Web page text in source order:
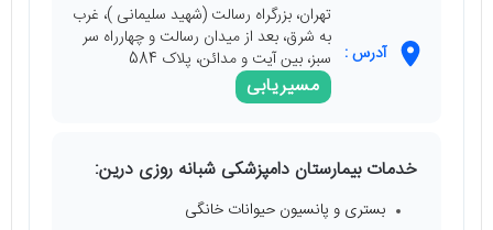
آدرس :
تهران، بزرگراه رسالت (شهید سلیمانی )، غرب
به شرق، بعد از میدان رسالت و چهارراه سر
سبز، بین آیت و مدائن، پلاک 584
مسیریابی
خدمات بیمارستان دامپزشکی شبانه روزی درین:
بستری و پانسیون حیوانات خانگی